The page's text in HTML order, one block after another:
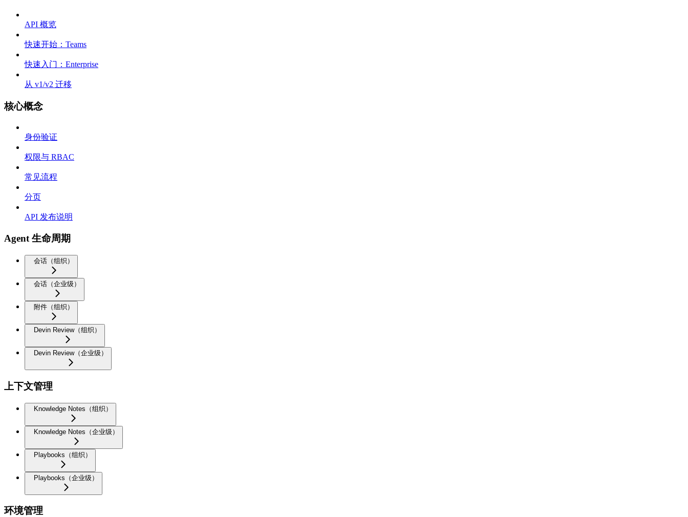
API 概览
快速开始：Teams
快速入门：Enterprise
从 v1/v2 迁移
核心概念
身份验证
权限与 RBAC
常见流程
分页
API 发布说明
Agent 生命周期
会话（组织）
会话（企业级）
附件（组织）
Devin Review（组织）
Devin Review（企业级）
上下文管理
Knowledge Notes（组织）
Knowledge Notes（企业级）
Playbooks（组织）
Playbooks（企业级）
环境管理